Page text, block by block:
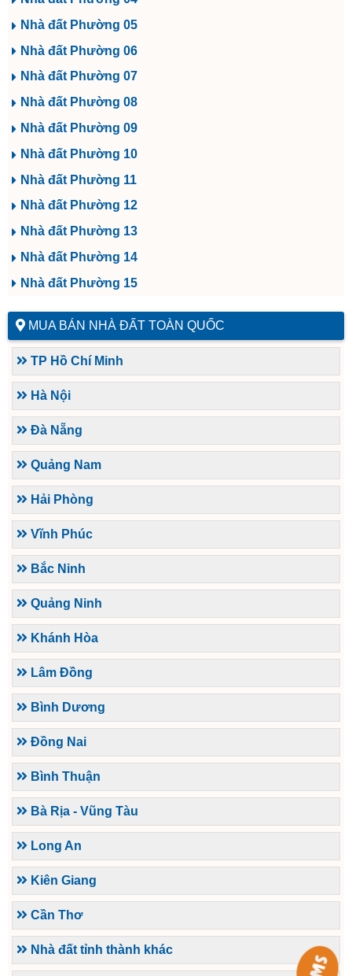
Nhà đất Phường 05
Nhà đất Phường 06
Nhà đất Phường 07
Nhà đất Phường 08
Nhà đất Phường 09
Nhà đất Phường 10
Nhà đất Phường 11
Nhà đất Phường 12
Nhà đất Phường 13
Nhà đất Phường 14
Nhà đất Phường 15
MUA BÁN NHÀ ĐẤT TOÀN QUỐC
TP Hồ Chí Minh
Hà Nội
Đà Nẵng
Quảng Nam
Hải Phòng
Vĩnh Phúc
Bắc Ninh
Quảng Ninh
Khánh Hòa
Lâm Đồng
Bình Dương
Đồng Nai
Bình Thuận
Bà Rịa - Vũng Tàu
Long An
Kiên Giang
Cần Thơ
Nhà đất tỉnh thành khác